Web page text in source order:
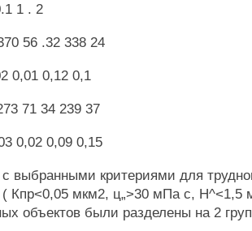
1 . 2
56 .32 338 24
0,01 0,12 0,1
71 34 239 37
0,02 0,09 0,15
с выбранными критериями для
Кпр<0,05 мкм2, ц„>30 мПа с, Н^<1,5
объектов были разделены на 2